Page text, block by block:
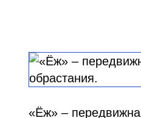
«Ёж» –